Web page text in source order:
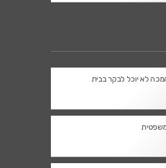
לא יוכל לבקר בבית